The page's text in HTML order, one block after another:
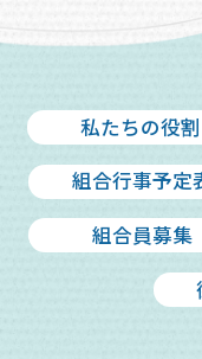
私たちの役割
組合行事予定
組合員募集